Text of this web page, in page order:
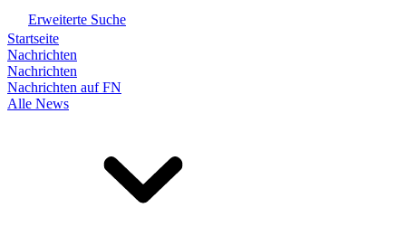
Erweiterte Suche
Startseite
Nachrichten
Nachrichten
Nachrichten auf FN
Alle News